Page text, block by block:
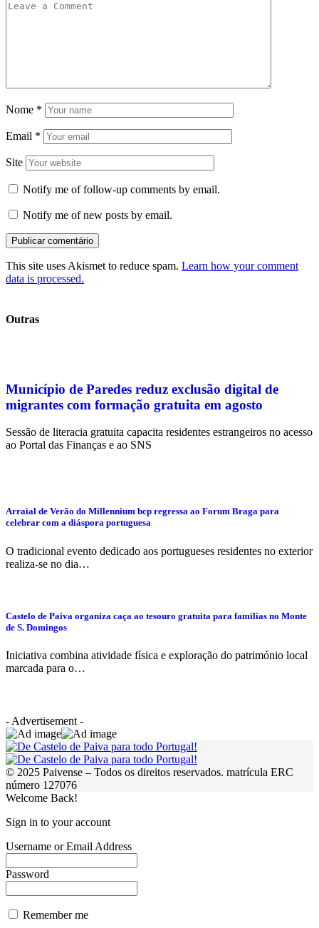
Nome *
Email *
Site
Notify me of follow-up comments by email.
Notify me of new posts by email.
This site uses Akismet to reduce spam. Learn how your comment
data is processed.
Outras
Município de Paredes reduz exclusão digital de
migrantes com formação gratuita em agosto
Sessão de literacia gratuita capacita residentes estrangeiros no acesso
ao Portal das Finanças e ao SNS
Arraial de Verão do Millennium bcp regressa ao Forum Braga para
celebrar com a diáspora portuguesa
O tradicional evento dedicado aos portugueses residentes no exterior
realiza-se no dia…
Castelo de Paiva organiza caça ao tesouro gratuita para famílias no Monte
de S. Domingos
Iniciativa combina atividade física e exploração do património local
marcada para o…
- Advertisement -
© 2025 Paivense – Todos os direitos reservados. matrícula ERC
número 127076
Welcome Back!
Sign in to your account
Username or Email Address
Password
Remember me